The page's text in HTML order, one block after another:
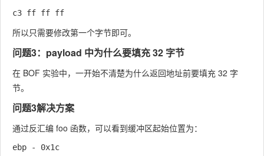
所以只需要修改第一个字节即可。
问题3：payload 中为什么要填充 32 字节
在 BOF 实验中，一开始不清楚为什么返回地址前要填充 32 字
节。
问题3解决方案
通过反汇编 foo 函数，可以看到缓冲区起始位置为：